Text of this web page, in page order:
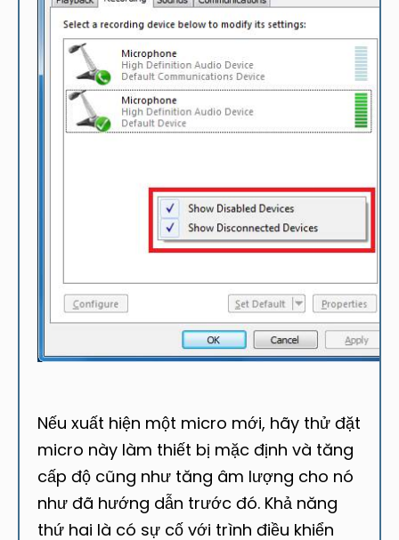
Nếu xuất hiện một micro mới, hãy thử đặt
micro này làm thiết bị mặc định và tăng
cấp độ cũng như tăng âm lượng cho nó
như đã hướng dẫn trước đó. Khả năng
thứ hai là có sự cố với trình điều khiển